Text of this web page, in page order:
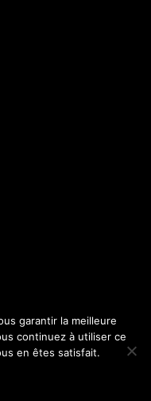
garantir la meilleure
continuez à utiliser ce
en êtes satisfait.